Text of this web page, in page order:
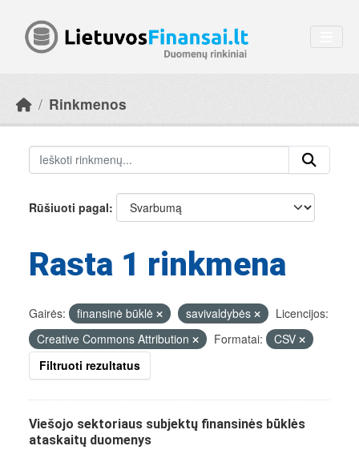
Rinkmenos
Rūšiuoti pagal
Rasta 1 rinkmena
Gairės: finansinė būklė savivaldybės
Licencijos:
Creative Commons Attribution
Formatai:
CSV
Filtruoti rezultatus
Viešojo sektoriaus subjektų finansinės būklės
ataskaitų duomenys